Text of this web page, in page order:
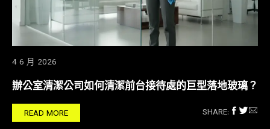
4 6 月 2026
辦公室清潔公司如何清潔前台接待處的巨型落地玻璃？
READ MORE SHARE: